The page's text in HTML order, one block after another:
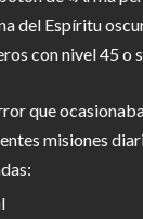
del Espíritu
con nivel 45 o
que
misiones